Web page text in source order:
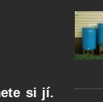
si jí.